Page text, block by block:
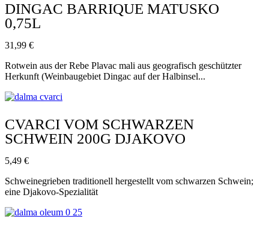
DINGAC BARRIQUE MATUSKO
0,75L
31,99 €
Rotwein aus der Rebe Plavac mali aus geografisch geschützter
Herkunft (Weinbaugebiet Dingac auf der Halbinsel...
CVARCI VOM SCHWARZEN
SCHWEIN 200G DJAKOVO
5,49 €
Schweinegrieben traditionell hergestellt vom schwarzen Schwein;
eine Djakovo-Spezialität